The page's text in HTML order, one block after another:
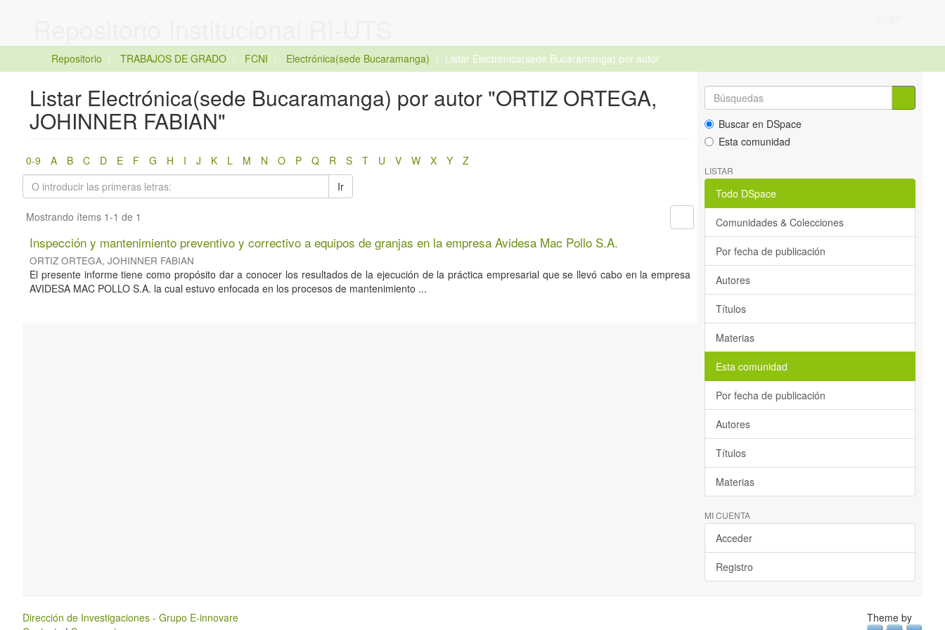
Repositorio TRABAJOS DE GRADO FCNI Electrónica(sede Bucaramanga) Listar Electrónica(sede Bucaramanga) por autor
Listar Electrónica(sede Bucaramanga) por autor "ORTIZ ORTEGA,
JOHINNER FABIAN"
0-9 A B C D E F G H I J K L M N O P Q R S T U V W X Y
Z
Ir
Mostrando ítems 1-1 de 1
Inspección y mantenimiento preventivo y correctivo a equipos de granjas en la empresa Avidesa Mac Pollo S.A.
ORTIZ ORTEGA, JOHINNER FABIAN
El presente informe tiene como propósito dar a conocer los resultados de la ejecución de la práctica empresarial que se llevó cabo en la empresa
AVIDESA MAC POLLO S.A. la cual estuvo enfocada en los procesos de mantenimiento ...
Buscar en DSpace
Esta comunidad
LISTAR
Todo DSpace
Comunidades & Colecciones
Por fecha de publicación
Autores
Títulos
Materias
Esta comunidad
Por fecha de publicación
Autores
Títulos
Materias
MI CUENTA
Acceder
Registro
Dirección de Investigaciones - Grupo E-innovare
Theme by